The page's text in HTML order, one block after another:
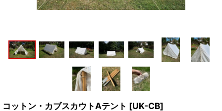
コットン・カブスカウトAテント [UK-CB]